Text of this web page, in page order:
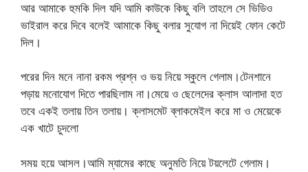
আর আমাকে হুমকি দিল যদি আমি কাউকে কিছু বলি তাহলে সে ভিডিও
ভাইরাল করে দিবে বলেই আমাকে কিছু বলার সুযোগ না দিয়েই ফোন কেটে
দিল।
পরের দিন মনে নানা রকম প্রশ্ন ও ভয় নিয়ে স্কুলে গেলাম।টেনশানে
পড়ায় মনোযোগ দিতে পারছিলাম না।মেয়ে ও ছেলেদের ক্লাস আলাদা হত
তবে একই তলায় তিন তলায়। ক্লাসমেট ব্লাকমেইল করে মা ও মেয়েকে
এক খাটে চুদলো
সময় হয়ে আসল।আমি ম্যামের কাছে অনুমতি নিয়ে টয়লেটে গেলাম।